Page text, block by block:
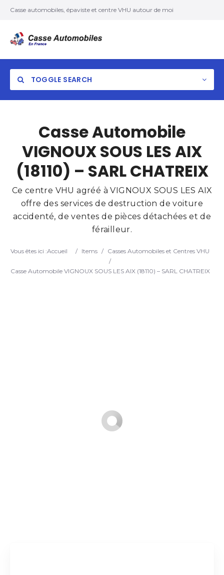
Casse automobiles, épaviste et centre VHU autour de moi
TOGGLE SEARCH
Casse Automobile
VIGNOUX SOUS LES AIX
(18110) – SARL CHATREIX
Ce centre VHU agréé à VIGNOUX SOUS LES AIX
offre des services de destruction de voiture
accidenté, de ventes de pièces détachées et de
férailleur.
Vous êtes ici :Accueil / Items / Casses Automobiles et Centres VHU
/
Casse Automobile VIGNOUX SOUS LES AIX (18110) – SARL CHATREIX